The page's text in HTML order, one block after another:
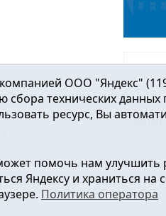
Главная
по надзору в сфере связи,
ООО "Яндекс"
технических данных
ресурс, Вы
помочь нам улучшить
Яндексу и храниться на
Политика оператора